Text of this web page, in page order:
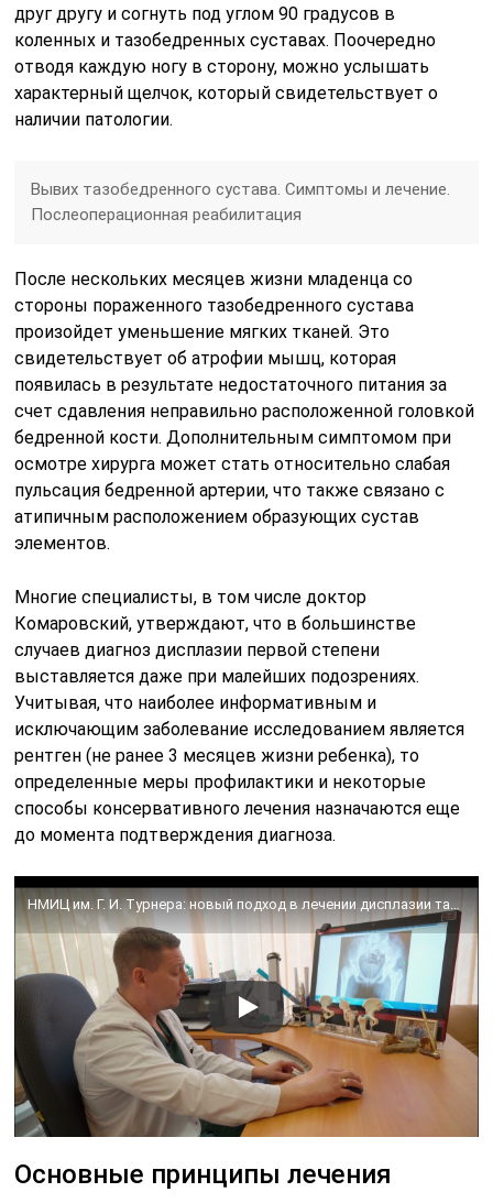
друг другу и согнуть под углом 90 градусов в
коленных и тазобедренных суставах. Поочередно
отводя каждую ногу в сторону, можно услышать
характерный щелчок, который свидетельствует о
наличии патологии.
Вывих тазобедренного сустава. Симптомы и лечение.
Послеоперационная реабилитация
После нескольких месяцев жизни младенца со
стороны пораженного тазобедренного сустава
произойдет уменьшение мягких тканей. Это
свидетельствует об атрофии мышц, которая
появилась в результате недостаточного питания за
счет сдавления неправильно расположенной головкой
бедренной кости. Дополнительным симптомом при
осмотре хирурга может стать относительно слабая
пульсация бедренной артерии, что также связано с
атипичным расположением образующих сустав
элементов.
Многие специалисты, в том числе доктор
Комаровский, утверждают, что в большинстве
случаев диагноз дисплазии первой степени
выставляется даже при малейших подозрениях.
Учитывая, что наиболее информативным и
исключающим заболевание исследованием является
рентген (не ранее 3 месяцев жизни ребенка), то
определенные меры профилактики и некоторые
способы консервативного лечения назначаются еще
до момента подтверждения диагноза.
НМИЦ им. Г. И. Турнера: новый подход в лечении дисплазии тазобедренного сустава у детей
Основные принципы лечения